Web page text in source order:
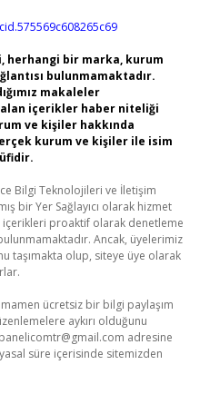
herhangi bir marka, kurum
bulunmamaktadır.
makaleler
alan içerikler haber niteliği
ve kişiler hakkında
kurum ve kişiler ile isim
Bilgi Teknolojileri ve İletişim
bir Yer Sağlayıcı olarak hizmet
proaktif olarak denetleme
Ancak, üyelerimiz
taşımakta olup, siteye üye olarak
ücretsiz bir bilgi paylaşım
aykırı olduğunu
adresine
süre içerisinde sitemizden